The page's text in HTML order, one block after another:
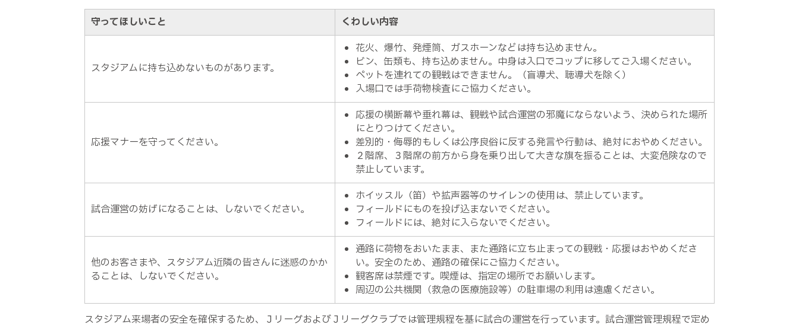
守ってほしいこと くわしい内容
スタジアムに持ち込めないものがあります。
花火、爆竹、発煙筒、ガスホーンなどは持ち込めません。
ビン、缶類も、持ち込めません。中身は入口でコップに移してご入場ください。
ペットを連れての観戦はできません。（盲導犬、聴導犬を除く）
入場口では手荷物検査にご協力ください。
応援マナーを守ってください。
応援の横断幕や垂れ幕は、観戦や試合運営の邪魔にならないよう、決められた場所
にとりつけてください。
差別的・侮辱的もしくは公序良俗に反する発言や行動は、絶対におやめください。
２階席、３階席の前方から身を乗り出して大きな旗を振ることは、大変危険なので
禁止しています。
試合運営の妨げになることは、しないでください。
ホイッスル（笛）や拡声器等のサイレンの使用は、禁止しています。
フィールドにものを投げ込まないでください。
フィールドには、絶対に入らないでください。
他のお客さまや、スタジアム近隣の皆さんに迷惑のかか
ることは、しないでください。
通路に荷物をおいたまま、また通路に立ち止まっての観戦・応援はおやめくださ
い。安全のため、通路の確保にご協力ください。
観客席は禁煙です。喫煙は、指定の場所でお願いします。
周辺の公共機関（救急の医療施設等）の駐車場の利用は遠慮ください。
スタジアム来場者の安全を確保するため、ＪリーグおよびＪリーグクラブでは管理規程を基に試合の運営を行っています。試合運営管理規程で定め